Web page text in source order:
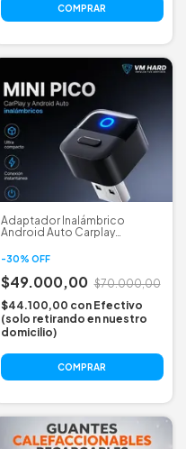
Adaptador Inalámbrico
Android Auto Carplay
-30% OFF
$49.000,00 $70.000,00
$44.100,00 con Efectivo
(solo retirando en nuestro
domicilio)